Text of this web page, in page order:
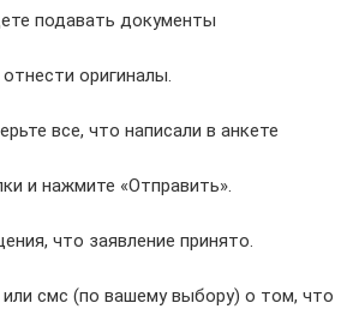
подавать документы
оригиналы.
все, что написали в анкете
и нажмите «Отправить».
что заявление принято.
смс (по вашему выбору) о том, что